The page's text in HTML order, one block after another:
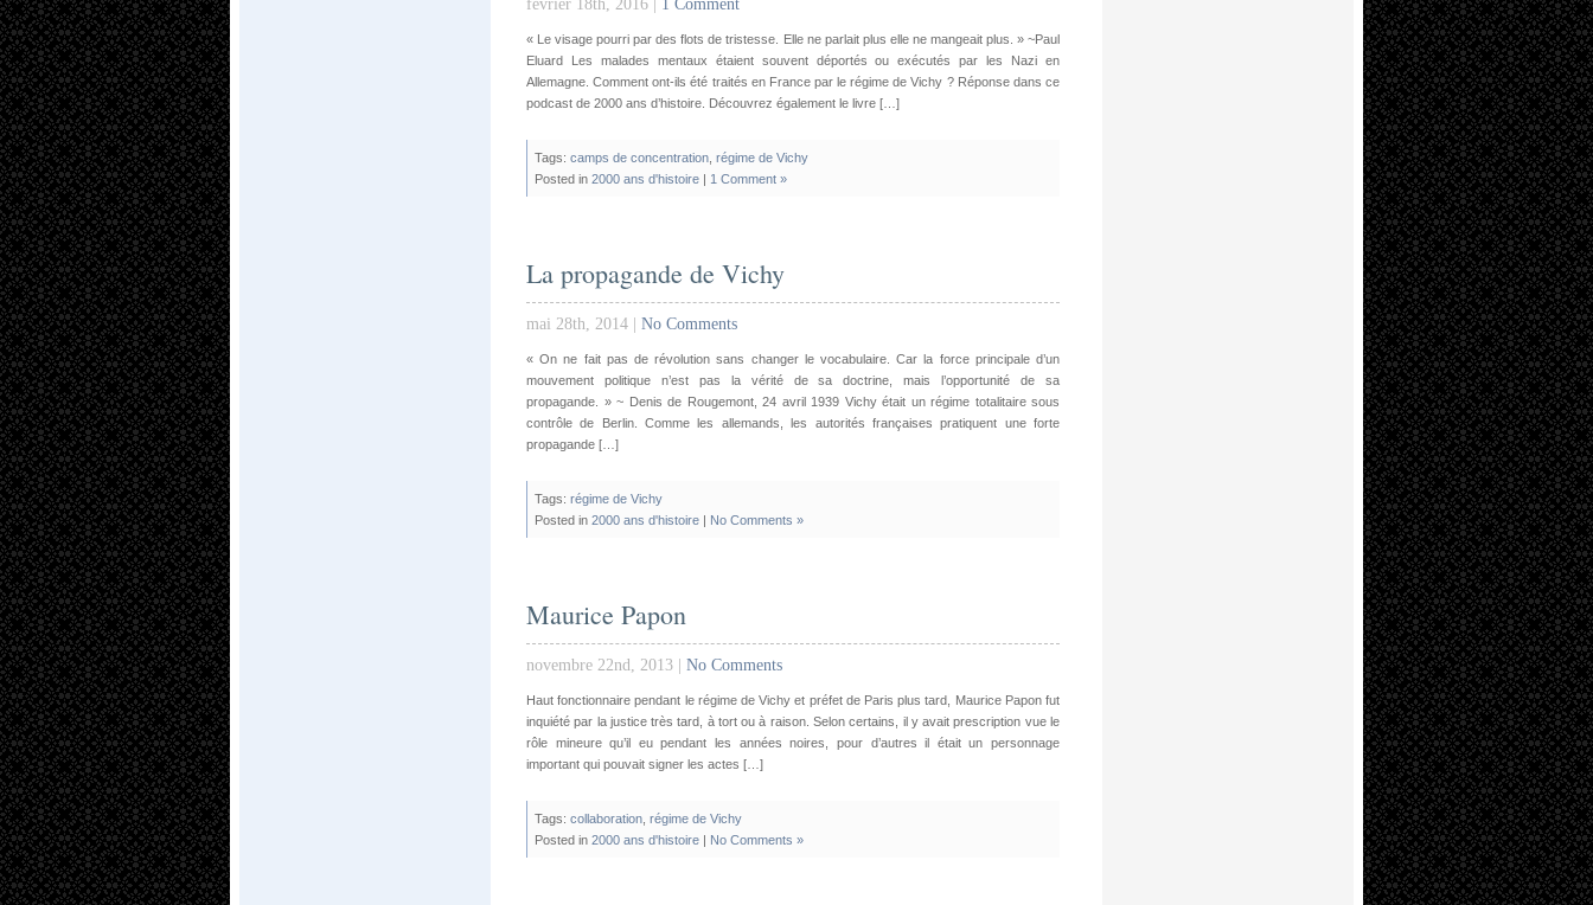
février 18th, 2016 | 1 Comment
« Le visage pourri par des flots de tristesse. Elle ne parlait plus elle ne mangeait plus. » ~Paul
Eluard Les malades mentaux étaient souvent déportés ou exécutés par les Nazi en
Allemagne. Comment ont-ils été traités en France par le régime de Vichy ? Réponse dans ce
podcast de 2000 ans d’histoire. Découvrez également le livre […]
Tags: camps de concentration régime de Vichy
Posted in 2000 ans d'histoire | 1 Comment »
La propagande de Vichy
mai 28th, 2014 | No Comments
« On ne fait pas de révolution sans changer le vocabulaire. Car la force principale d’un
mouvement politique n’est pas la vérité de sa doctrine, mais l’opportunité de sa
propagande. » ~ Denis de Rougemont, 24 avril 1939 Vichy était un régime totalitaire sous
contrôle de Berlin. Comme les allemands, les autorités françaises pratiquent une forte
propagande […]
Tags: régime de Vichy
Posted in 2000 ans d'histoire | No Comments »
Maurice Papon
novembre 22nd, 2013 | No Comments
Haut fonctionnaire pendant le régime de Vichy et préfet de Paris plus tard, Maurice Papon fut
inquiété par la justice très tard, à tort ou à raison. Selon certains, il y avait prescription vue le
rôle mineure qu’il eu pendant les années noires, pour d’autres il était un personnage
important qui pouvait signer les actes […]
Tags: collaboration régime de Vichy
Posted in 2000 ans d'histoire | No Comments »